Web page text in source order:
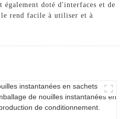
également doté d'interfaces et de
rend facile à utiliser et à